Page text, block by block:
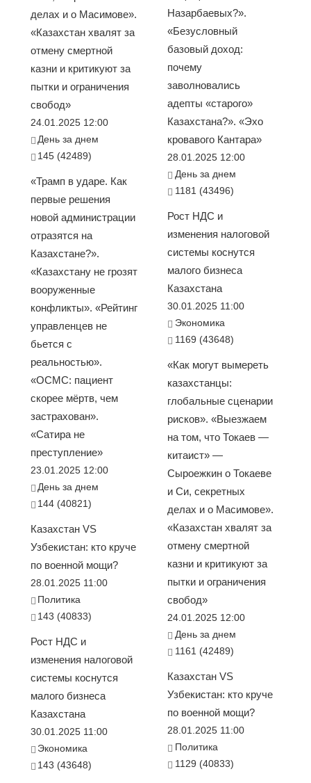
делах и о Масимове».
«Казахстан хвалят за
отмену смертной
казни и критикуют за
пытки и ограничения
свобод»
24.01.2025 12:00
День за днем
145 (42489)
«Трамп в ударе. Как
первые решения
новой администрации
отразятся на
Казахстане?».
«Казахстану не грозят
вооруженные
конфликты». «Рейтинг
управленцев не
бьется с
реальностью».
«ОСМС: пациент
скорее мёртв, чем
застрахован».
«Сатира не
преступление»
23.01.2025 12:00
День за днем
144 (40821)
Казахстан VS
Узбекистан: кто круче
по военной мощи?
28.01.2025 11:00
Политика
143 (40833)
Рост НДС и
изменения налоговой
системы коснутся
малого бизнеса
Казахстана
30.01.2025 11:00
Экономика
143 (43648)
Назарбаевых?».
«Безусловный
базовый доход:
почему
заволновались
адепты «старого»
Казахстана?». «Эхо
кровавого Кантара»
28.01.2025 12:00
День за днем
1181 (43496)
Рост НДС и
изменения налоговой
системы коснутся
малого бизнеса
Казахстана
30.01.2025 11:00
Экономика
1169 (43648)
«Как могут вымереть
казахстанцы:
глобальные сценарии
рисков». «Выезжаем
на том, что Токаев —
китаист» —
Сыроежкин о Токаеве
и Си, секретных
делах и о Масимове».
«Казахстан хвалят за
отмену смертной
казни и критикуют за
пытки и ограничения
свобод»
24.01.2025 12:00
День за днем
1161 (42489)
Казахстан VS
Узбекистан: кто круче
по военной мощи?
28.01.2025 11:00
Политика
1129 (40833)